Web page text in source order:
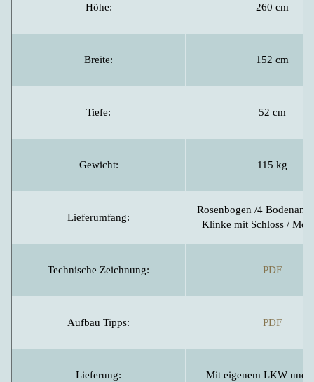
Höhe:
Breite:
Tiefe:
Gewicht:
Lieferumfang:
Technische Zeichnung:
Aufbau Tipps:
Lieferung:
260 cm
152 cm
52 cm
115 kg
Rosenbogen /4
Klinke mit Schloss /
PDF
PDF
Mit eigenem LKW und